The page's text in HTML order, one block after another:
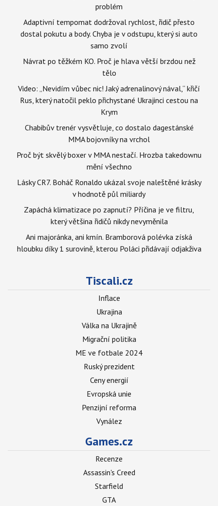
problém
Adaptivní tempomat dodržoval rychlost, řidič přesto
dostal pokutu a body. Chyba je v odstupu, který si auto
samo zvolí
Návrat po těžkém KO. Proč je hlava větší brzdou než
tělo
Video: „Nevidím vůbec nic! Jaký adrenalinový nával,“ křičí
Rus, který natočil peklo přichystané Ukrajinci cestou na
Krym
Chabibův trenér vysvětluje, co dostalo dagestánské
MMA bojovníky na vrchol
Proč být skvělý boxer v MMA nestačí. Hrozba takedownu
mění všechno
Lásky CR7. Boháč Ronaldo ukázal svoje naleštěné krásky
v hodnotě půl miliardy
Zapáchá klimatizace po zapnutí? Příčina je ve filtru,
který většina řidičů nikdy nevyměnila
Ani majoránka, ani kmín. Bramborová polévka získá
hloubku díky 1 surovině, kterou Poláci přidávají odjakživa
Tiscali.cz
Inflace
Ukrajina
Válka na Ukrajině
Migrační politika
ME ve fotbale 2024
Ruský prezident
Ceny energií
Evropská unie
Penzijní reforma
Vynález
Games.cz
Recenze
Assassin's Creed
Starfield
GTA